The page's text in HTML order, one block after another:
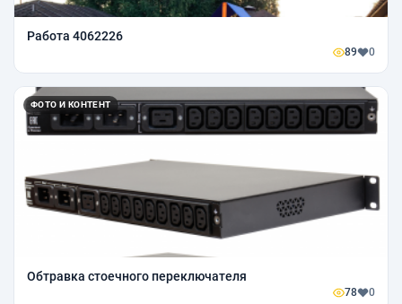
Работа 4062226
89 0
ФОТО И КОНТЕНТ
Обтравка стоечного переключателя
78 0